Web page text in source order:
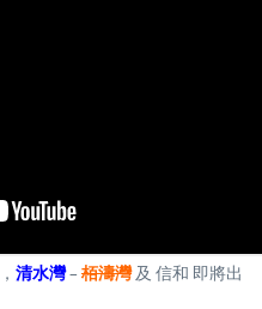
， 清水灣– 栢濤灣及 信和 即將出